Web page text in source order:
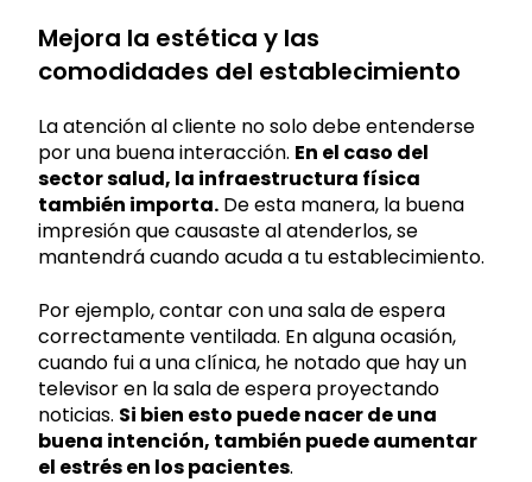
Mejora la estética y las
comodidades del establecimiento
La atención al cliente no solo debe entenderse
por una buena interacción. En el caso del
sector salud, la infraestructura física
también importa. De esta manera, la buena
impresión que causaste al atenderlos, se
mantendrá cuando acuda a tu establecimiento.
Por ejemplo, contar con una sala de espera
correctamente ventilada. En alguna ocasión,
cuando fui a una clínica, he notado que hay un
televisor en la sala de espera proyectando
noticias. Si bien esto puede nacer de una
buena intención, también puede aumentar
el estrés en los pacientes.